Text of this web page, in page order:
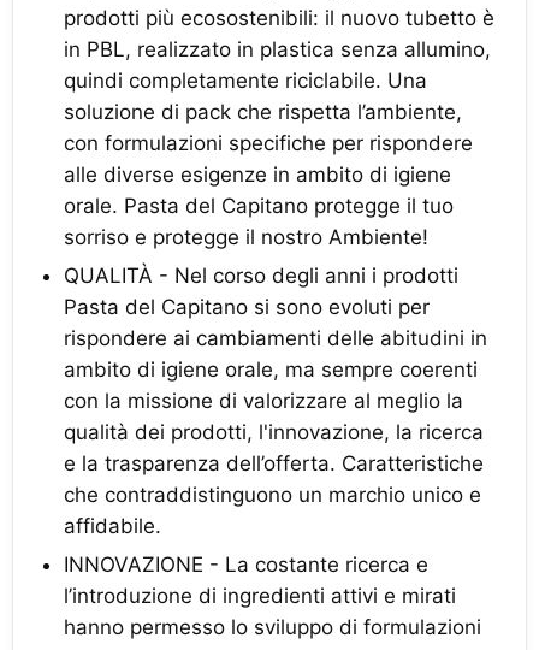
prodotti più ecosostenibili: il nuovo tubetto è
in PBL, realizzato in plastica senza allumino,
quindi completamente riciclabile. Una
soluzione di pack che rispetta l’ambiente,
con formulazioni specifiche per rispondere
alle diverse esigenze in ambito di igiene
orale. Pasta del Capitano protegge il tuo
sorriso e protegge il nostro Ambiente!
QUALITÀ - Nel corso degli anni i prodotti
Pasta del Capitano si sono evoluti per
rispondere ai cambiamenti delle abitudini in
ambito di igiene orale, ma sempre coerenti
con la missione di valorizzare al meglio la
qualità dei prodotti, l'innovazione, la ricerca
e la trasparenza dell’offerta. Caratteristiche
che contraddistinguono un marchio unico e
affidabile.
INNOVAZIONE - La costante ricerca e
l’introduzione di ingredienti attivi e mirati
hanno permesso lo sviluppo di formulazioni